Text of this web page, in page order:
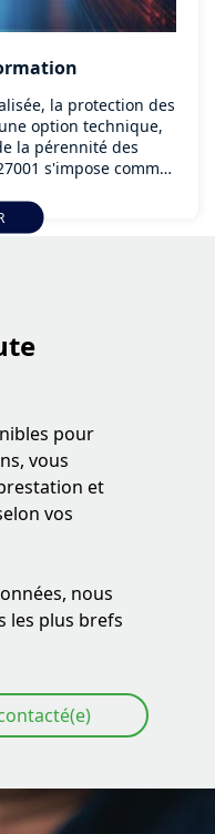
la protection des
option technique,
la pérennité des
s'impose comme
la Sécurité de
maturité de vos
un audit rigoureux,
Obtenir la
pour
vous
et
vos
nous
les plus brefs